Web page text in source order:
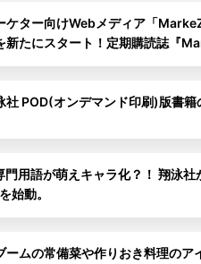
ケター向けWebメディア「
新たにスタート！定期購読誌『
社 POD(オンデマンド印刷)版書
門用語が萌えキャラ化？！ 翔泳社
始動。
ームの常備菜や作りおき料理のア